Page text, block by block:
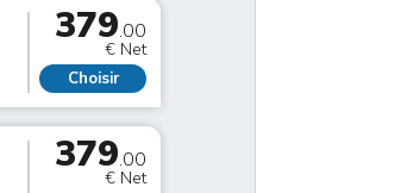
379.00
€ Net
Choisir
379.00
€ Net